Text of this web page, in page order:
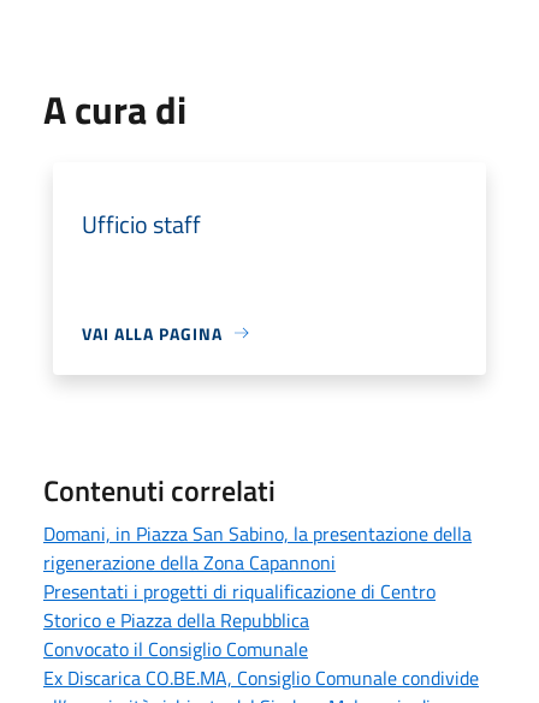
A cura di
Ufficio staff
VAI ALLA PAGINA
Contenuti correlati
Domani, in Piazza San Sabino, la presentazione della
rigenerazione della Zona Capannoni
Presentati i progetti di riqualificazione di Centro
Storico e Piazza della Repubblica
Convocato il Consiglio Comunale
Ex Discarica CO.BE.MA, Consiglio Comunale condivide